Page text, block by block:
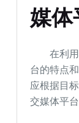
媒体
在利用
台的特点
应根据目
交媒体平